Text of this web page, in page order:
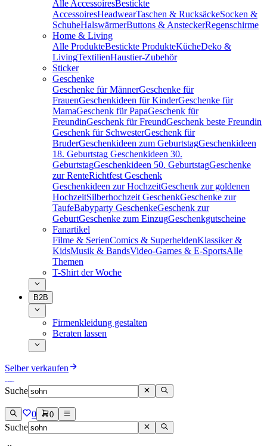
Alle AccessoiresBestickte
AccessoiresHeadwearTaschen & RucksäckeSocken &
SchuheHalswärmerButtons & AnsteckerRegenschirme
Home & Living
Alle ProdukteBestickte ProdukteKücheDeko &
LivingTextilienHaustier-Zubehör
Sticker
Geschenke
Geschenke für MännerGeschenke für
FrauenGeschenkideen für KinderGeschenke für
MamaGeschenk für PapaGeschenk für
FreundinGeschenk für FreundGeschenk beste Freundin
Geschenk für SchwesterGeschenk für
BruderGeschenkideen zum GeburtstagGeschenkideen
18. Geburtstag Geschenkideen 30.
GeburtstagGeschenkideen 50. GeburtstagGeschenke
zur RenteRichtfest Geschenk
Geschenkideen zur HochzeitGeschenk zur goldenen
HochzeitSilberhochzeit GeschenkGeschenke zur
TaufeBabyparty GeschenkeGeschenk zur
GeburtGeschenke zum EinzugGeschenkgutscheine
Fanartikel
Filme & SerienComics & SuperheldenKlassiker &
KidsMusik & BandsVideo-Games & E-SportsAlle
Themen
T-Shirt der Woche
B2B
Firmenkleidung gestalten
Beraten lassen
Selber verkaufen
Suche
0 0
Suche